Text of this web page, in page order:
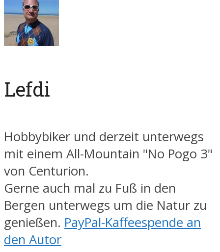
Lefdi
Hobbybiker und derzeit unterwegs
mit einem All-Mountain "No Pogo 3"
von Centurion.
Gerne auch mal zu Fuß in den
Bergen unterwegs um die Natur zu
genießen. PayPal-Kaffeespende an
den Autor